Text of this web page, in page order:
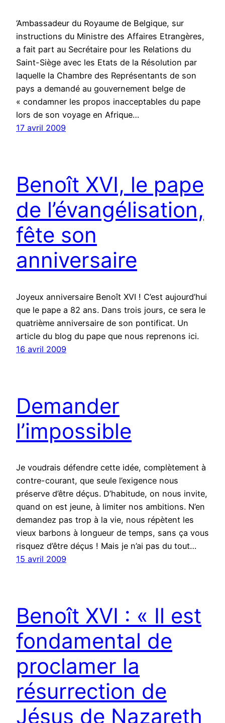
‘Ambassadeur du Royaume de Belgique, sur
instructions du Ministre des Affaires Etrangères,
a fait part au Secrétaire pour les Relations du
Saint-Siège avec les Etats de la Résolution par
laquelle la Chambre des Représentants de son
pays a demandé au gouvernement belge de
« condamner les propos inacceptables du pape
lors de son voyage en Afrique…
17 avril 2009
Benoît XVI, le pape
de l’évangélisation,
fête son
anniversaire
Joyeux anniversaire Benoît XVI ! C’est aujourd’hui
que le pape a 82 ans. Dans trois jours, ce sera le
quatrième anniversaire de son pontificat. Un
article du blog du pape que nous reprenons ici.
16 avril 2009
Demander
l’impossible
Je voudrais défendre cette idée, complètement à
contre-courant, que seule l’exigence nous
préserve d’être déçus. D’habitude, on nous invite,
quand on est jeune, à limiter nos ambitions. N’en
demandez pas trop à la vie, nous répètent les
vieux barbons à longueur de temps, sans ça vous
risquez d’être déçus ! Mais je n’ai pas du tout…
15 avril 2009
Benoît XVI : « Il est
fondamental de
proclamer la
résurrection de
Jésus de Nazareth